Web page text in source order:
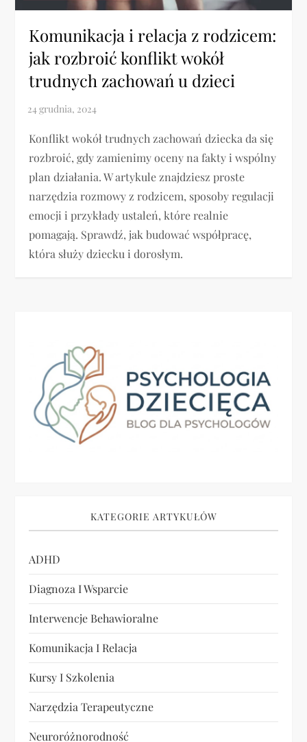
Komunikacja i relacja z rodzicem:
jak rozbroić konflikt wokół
trudnych zachowań u dzieci
Konflikt wokół trudnych zachowań dziecka da się
rozbroić, gdy zamienimy oceny na fakty i wspólny
plan działania. W artykule znajdziesz proste
narzędzia rozmowy z rodzicem, sposoby regulacji
emocji i przykłady ustaleń, które realnie
pomagają. Sprawdź, jak budować współpracę,
która służy dziecku i dorosłym.
KATEGORIE ARTYKUŁÓW
ADHD
Diagnoza I Wsparcie
Interwencje Behawioralne
Komunikacja I Relacja
Kursy I Szkolenia
Narzędzia Terapeutyczne
Neuroróżnorodność